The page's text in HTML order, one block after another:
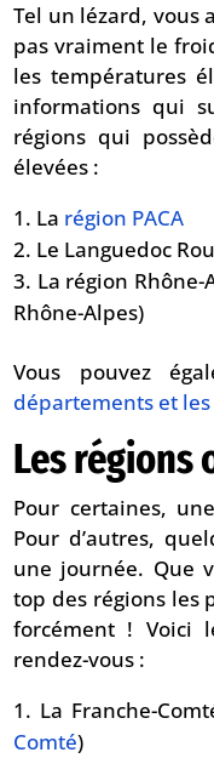
Tel un lézard, vous
pas vraiment le
les températures
informations qui
régions qui
élevées :
La région PACA
Le Languedoc
La région Rhône-
Rhône-Alpes)
Vous pouvez
départements et
Les régions
Pour certaines,
Pour d’autres,
une journée. Que
top des régions les
forcément ! Voici
rendez-vous :
La Franche-
Comté)